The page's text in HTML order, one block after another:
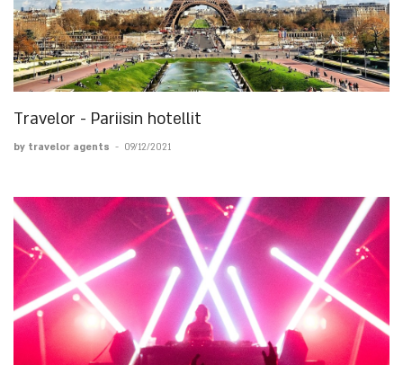
Travelor - Pariisin hotellit
by travelor agents - 09/12/2021